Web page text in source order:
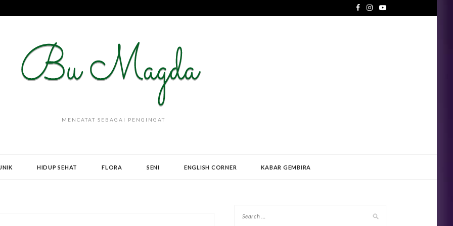
MENCATAT SEBAGAI PENGINGAT
HIDUP SEHAT FLORA SENI ENGLISH CORNER KABAR GEMBIRA